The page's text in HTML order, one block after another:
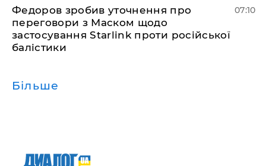
Федоров зробив уточнення про
переговори з Маском щодо
застосування Starlink проти російської
балістики
07:10
Більше